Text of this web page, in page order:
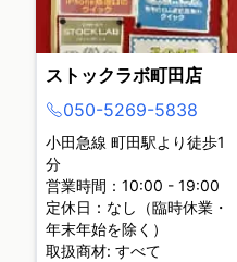
ストックラボ町田店
050-5269-5838
小田急線 町田駅より徒歩1
分
営業時間：10:00 - 19:00
定休日：なし（臨時休業・
年末年始を除く）
取扱商材: すべて